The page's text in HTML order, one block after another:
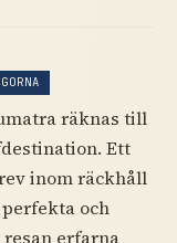
räknas till
Ett
inom räckhåll
och
erfarna